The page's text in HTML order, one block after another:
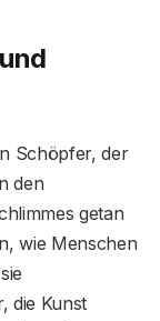
Schöpfer, der
den
getan
wie Menschen
die Kunst